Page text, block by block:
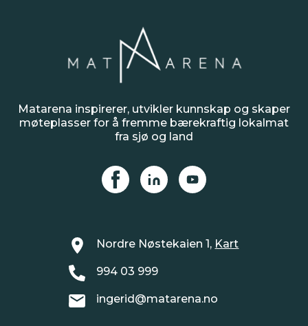
10:00 – 10:45
Digitalt
Matarena inspirerer, utvikler kunnskap og skaper
møteplasser for å fremme bærekraftig lokalmat
fra sjø og land
Nordre Nøstekaien 1, Kart
994 03 999
ingerid@matarena.no